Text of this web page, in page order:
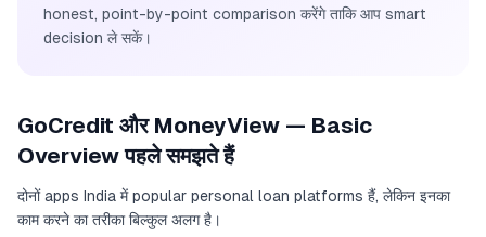
honest, point-by-point comparison करेंगे ताकि आप smart
decision ले सकें।
GoCredit और MoneyView — Basic
Overview पहले समझते हैं
दोनों apps India में popular personal loan platforms हैं, लेकिन इनका
काम करने का तरीका बिल्कुल अलग है।